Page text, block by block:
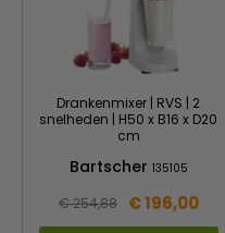
Drankenmixer | RVS | 2
snelheden | H50 x B16 x D20
cm
Bartscher 135105
€ 254,88 € 196,00